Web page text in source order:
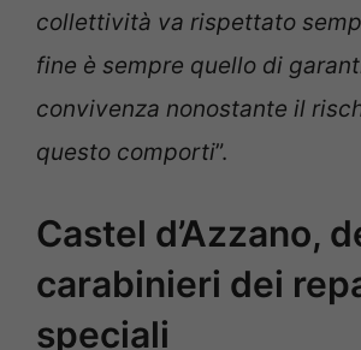
collettività va rispettato
fine è sempre quello di
convivenza nonostante il
questo comporti”.
Castel d’Azzano,
carabinieri dei
speciali